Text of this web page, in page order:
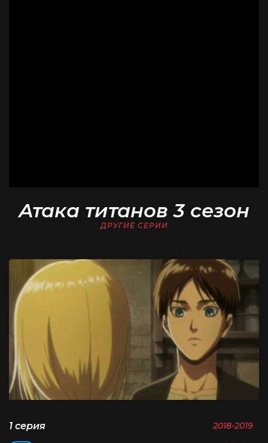
Атака титанов 3 сезон
ДРУГИЕ СЕРИИ
1 серия 2018-2019